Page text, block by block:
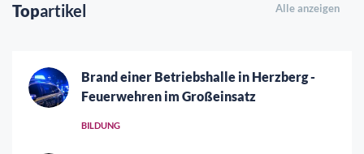
Topartikel Alle anzeigen
Brand einer Betriebshalle in Herzberg -
Feuerwehren im Großeinsatz
BILDUNG